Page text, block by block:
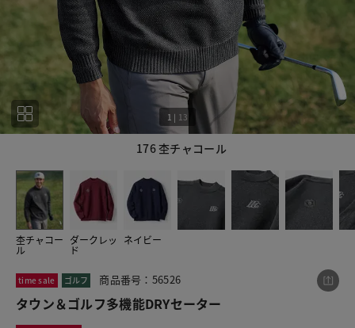
176 杢チャコール
1 | 13
杢チャコー
ル
ダークレッ
ド
ネイビー
time sale ゴルフ 商品番号：56526
タウン＆ゴルフ多機能DRYセーター
この商品をシェアする
タウン＆ゴルフ多機能DRYセーター
¥5,990 税込¥6,589